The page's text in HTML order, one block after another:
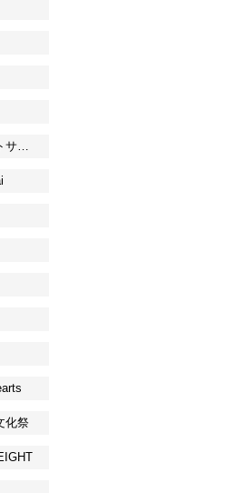
ファーストサマーウイカ
化祭